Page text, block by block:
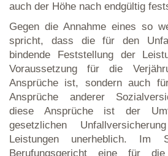
auch der Höhe nach endgültig
Gegen die Annahme eines so
spricht, dass die für den
bindende Feststellung der
Voraussetzung für die
Ansprüche ist, sondern auch
Ansprüche anderer
diese Ansprüche ist der
gesetzlichen
Leistungen unerheblich. Im
Berufungsgericht eine für